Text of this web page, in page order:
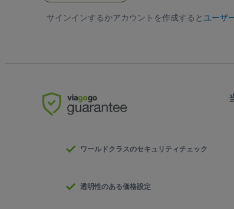
ス
サインインするかアカウントを作成すると ユーザ
ワールドクラスのセキュリティチェック
透明性のある価格設定